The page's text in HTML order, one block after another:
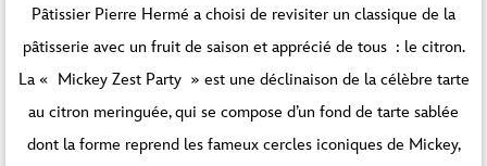
Pâtissier Pierre Hermé a choisi de revisiter un classique de la
pâtisserie avec un fruit de saison et apprécié de tous : le citron.
La « Mickey Zest Party » est une déclinaison de la célèbre tarte
au citron meringuée, qui se compose d’un fond de tarte sablée
dont la forme reprend les fameux cercles iconiques de Mickey,